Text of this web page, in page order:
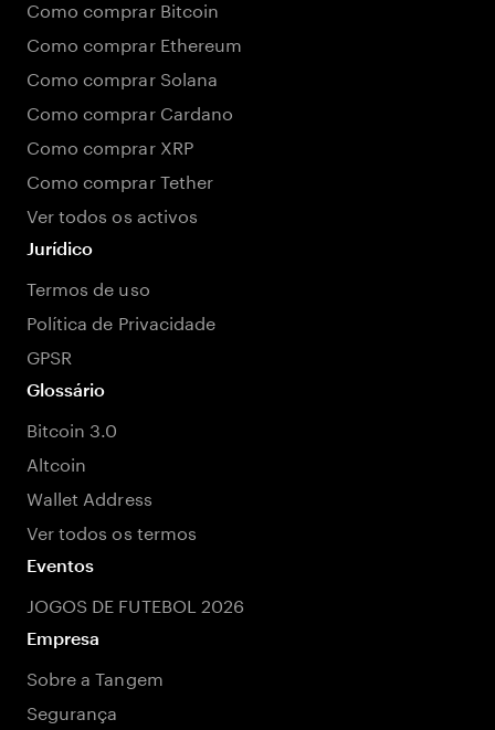
Como comprar Bitcoin
Como comprar Ethereum
Como comprar Solana
Como comprar Cardano
Como comprar XRP
Como comprar Tether
Ver todos os activos
Jurídico
Termos de uso
Política de Privacidade
GPSR
Glossário
Bitcoin 3.0
Altcoin
Wallet Address
Ver todos os termos
Eventos
JOGOS DE FUTEBOL 2026
Empresa
Sobre a Tangem
Segurança